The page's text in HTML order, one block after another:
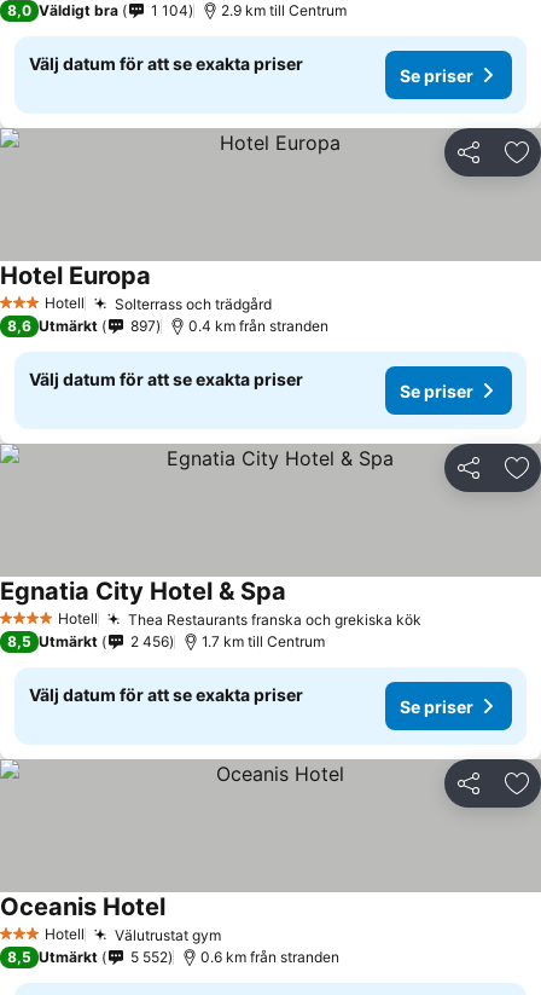
8,0 Väldigt bra 1 104 2.9 km till Centrum
Välj datum för att se exakta priser
Se priser
Dela
3 StjärnorHotell Solterrass och trädgård
Hotel Europa
8,6 Utmärkt 897 0.4 km från stranden
Välj datum för att se exakta priser
Se priser
Dela
4 StjärnorHotell Thea Restaurants franska och grekiska kök
Egnatia City Hotel & Spa
8,5 Utmärkt 2 456 1.7 km till Centrum
Välj datum för att se exakta priser
Se priser
Dela
3 StjärnorHotell Välutrustat gym
Oceanis Hotel
8,5 Utmärkt 5 552 0.6 km från stranden